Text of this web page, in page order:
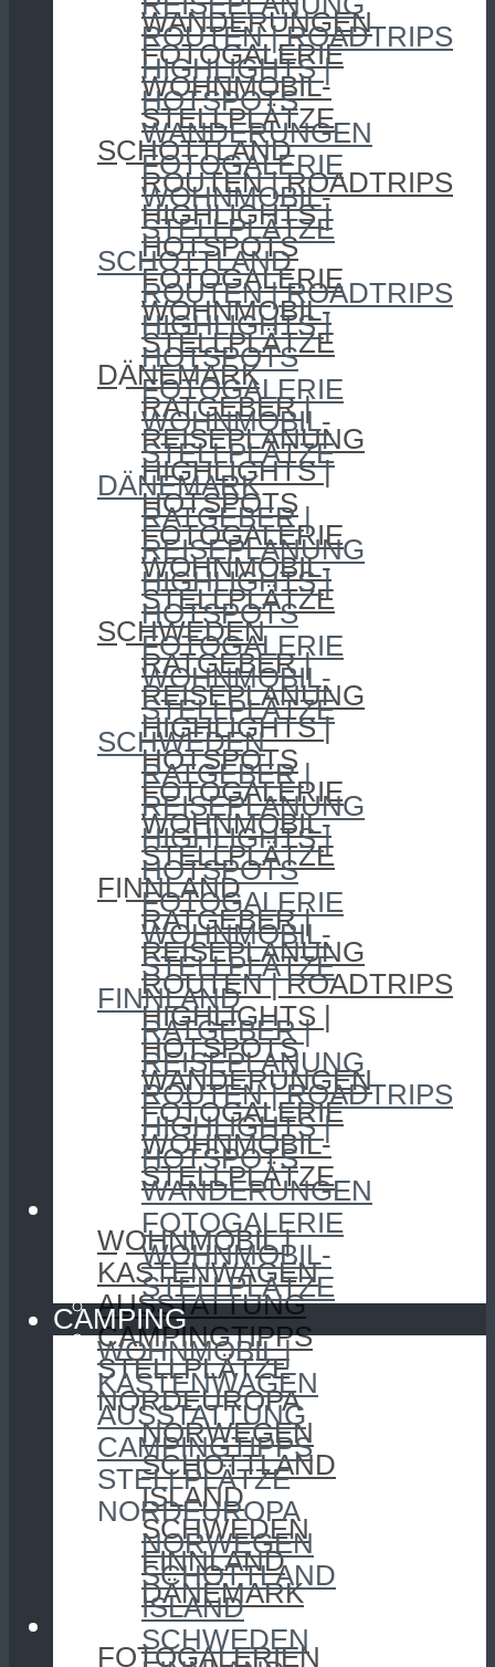
WANDERUNGEN
FOTOGALERIE
WOHNMOBIL-
STELLPLÄTZE
SCHOTTLAND
ROUTEN | ROADTRIPS
HIGHLIGHTS |
HOTSPOTS
FOTOGALERIE
WOHNMOBIL-
STELLPLÄTZE
DÄNEMARK
RATGEBER |
REISEPLANUNG
HIGHLIGHTS |
HOTSPOTS
FOTOGALERIE
WOHNMOBIL-
STELLPLÄTZE
SCHWEDEN
RATGEBER |
REISEPLANUNG
HIGHLIGHTS |
HOTSPOTS
FOTOGALERIE
WOHNMOBIL-
STELLPLÄTZE
FINNLAND
RATGEBER |
REISEPLANUNG
ROUTEN | ROADTRIPS
HIGHLIGHTS |
HOTSPOTS
WANDERUNGEN
FOTOGALERIE
WOHNMOBIL-
STELLPLÄTZE
CAMPING
WOHNMOBIL |
KASTENWAGEN
AUSSTATTUNG
CAMPINGTIPPS
STELLPLÄTZE
NORDEUROPA
NORWEGEN
SCHOTTLAND
ISLAND
SCHWEDEN
FINNLAND
DÄNEMARK
FOTOGRAFIE
FOTOGALERIEN
ROUTEN | ROADTRIPS
HIGHLIGHTS |
HOTSPOTS
WANDERUNGEN
FOTOGALERIE
WOHNMOBIL-
STELLPLÄTZE
SCHOTTLAND
ROUTEN | ROADTRIPS
HIGHLIGHTS |
HOTSPOTS
FOTOGALERIE
WOHNMOBIL-
STELLPLÄTZE
DÄNEMARK
RATGEBER |
REISEPLANUNG
HIGHLIGHTS |
HOTSPOTS
FOTOGALERIE
WOHNMOBIL-
STELLPLÄTZE
SCHWEDEN
RATGEBER |
REISEPLANUNG
HIGHLIGHTS |
HOTSPOTS
FOTOGALERIE
WOHNMOBIL-
STELLPLÄTZE
FINNLAND
RATGEBER |
REISEPLANUNG
ROUTEN | ROADTRIPS
HIGHLIGHTS |
HOTSPOTS
WANDERUNGEN
FOTOGALERIE
WOHNMOBIL-
STELLPLÄTZE
CAMPING
WOHNMOBIL |
KASTENWAGEN
AUSSTATTUNG
CAMPINGTIPPS
STELLPLÄTZE
NORDEUROPA
NORWEGEN
SCHOTTLAND
ISLAND
SCHWEDEN